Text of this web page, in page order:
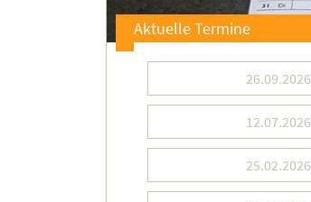
Aktuelle Termine
26.09.2026
12.07.2026
25.02.2026